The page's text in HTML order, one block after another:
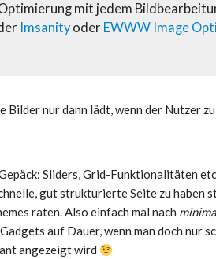
mit jedem
Imsanityoder EWWW Image
Bilder nur dann lädt, wenn der Nutzer
Sliders, Grid-Funktionalitäten
gut strukturierte Seite zu haben
raten. Also einfach mal nach
auf Dauer, wenn man doch nur
angezeigt wird